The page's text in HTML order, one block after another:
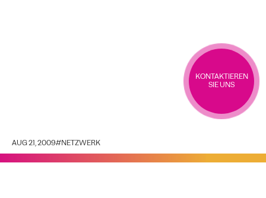
AUG 21, 2009#NETZWERK
KONTAKTIEREN
SIE UNS